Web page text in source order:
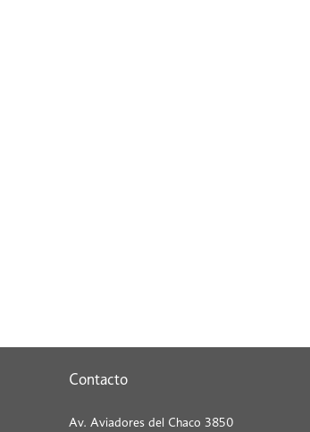
Contacto
Av. Aviadores del Chaco 3850